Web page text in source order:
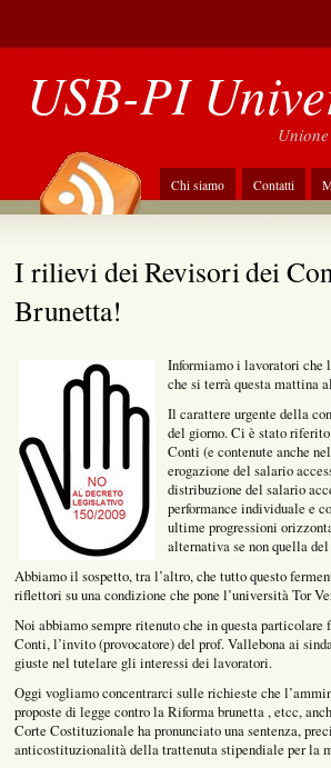
USB-PI
Chi siamo Contatti
I rilievi dei Revisori dei
Brunetta!
Informiamo i lavoratori che
che si terrà questa mattina
Il carattere urgente della
del giorno. Ci è stato
Conti (e contenute anche
erogazione del salario
distribuzione del salario
performance individuale e
ultime progressioni
alternativa se non quella
Abbiamo il sospetto, tra l’altro, che tutto questo
riflettori su una condizione che pone l’università Tor
Noi abbiamo sempre ritenuto che in questa
Conti, l’invito (provocatore) del prof. Vallebona ai
giuste nel tutelare gli interessi dei lavoratori.
Oggi vogliamo concentrarci sulle richieste che
proposte di legge contro la Riforma brunetta , etcc,
Corte Costituzionale ha pronunciato una sentenza,
anticostituzionalità della trattenuta stipendiale per la